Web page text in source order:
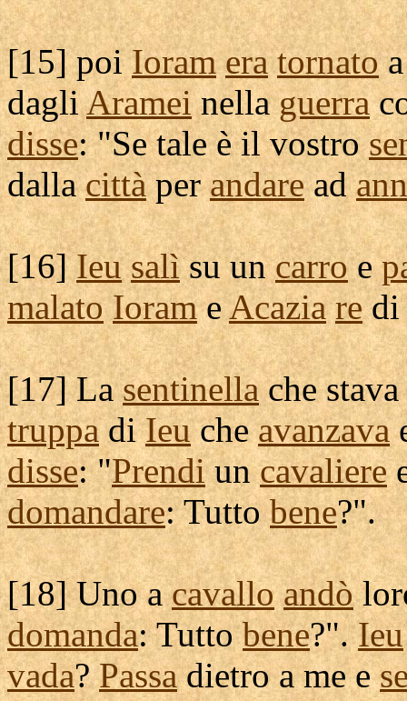
[15] poiIoram era tornato
dagliArameinellaguerra
disse: "Se tale è il vostro
dallacittàperandaread
[16]Ieu salìsu uncarroe
malato IorameAcazia re
[17] Lasentinellache
truppadiIeucheavanzava
disse: "Prendiuncavaliere
domandare: Tuttobene?".
[18] Uno acavallo andò
domanda: Tuttobene?".Ieu
vada?Passadietro a me e